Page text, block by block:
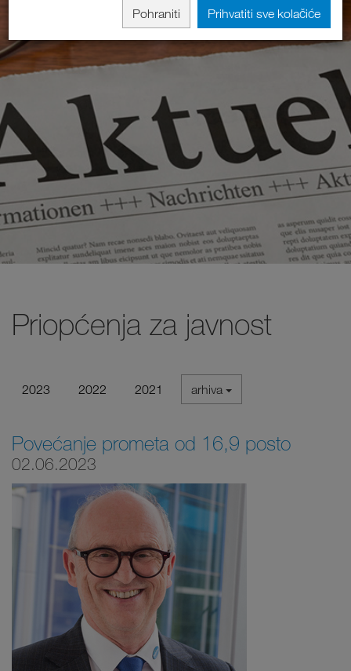
Priopćenja za javnost
2023 2022 2021 arhiva
Povećanje prometa od 16,9 posto
02.06.2023
Pohraniti Prihvatiti sve kolačiće